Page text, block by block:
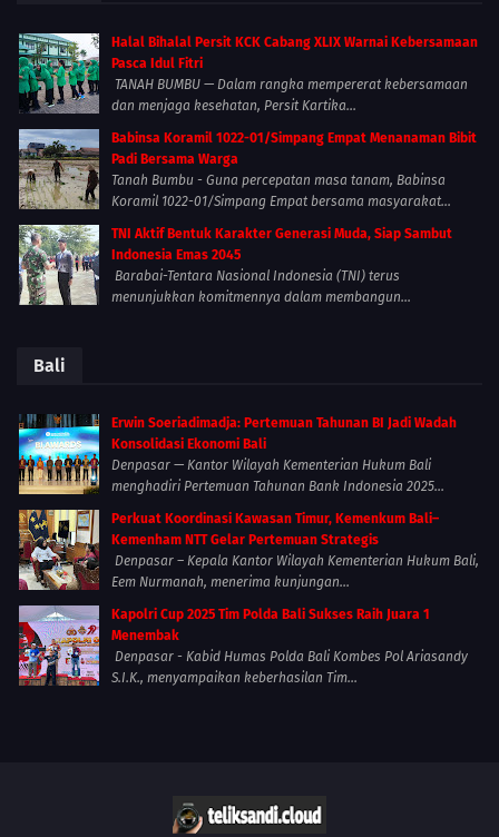
Halal Bihalal Persit KCK Cabang XLIX Warnai Kebersamaan
Pasca Idul Fitri
TANAH BUMBU — Dalam rangka mempererat kebersamaan
dan menjaga kesehatan, Persit Kartika...
Babinsa Koramil 1022-01/Simpang Empat Menanaman Bibit
Padi Bersama Warga
Tanah Bumbu - Guna percepatan masa tanam, Babinsa
Koramil 1022-01/Simpang Empat bersama masyarakat...
TNI Aktif Bentuk Karakter Generasi Muda, Siap Sambut
Indonesia Emas 2045
Barabai-Tentara Nasional Indonesia (TNI) terus
menunjukkan komitmennya dalam membangun...
Bali
Erwin Soeriadimadja: Pertemuan Tahunan BI Jadi Wadah
Konsolidasi Ekonomi Bali
Denpasar — Kantor Wilayah Kementerian Hukum Bali
menghadiri Pertemuan Tahunan Bank Indonesia 2025...
Perkuat Koordinasi Kawasan Timur, Kemenkum Bali–
Kemenham NTT Gelar Pertemuan Strategis
Denpasar – Kepala Kantor Wilayah Kementerian Hukum Bali,
Eem Nurmanah, menerima kunjungan...
Kapolri Cup 2025 Tim Polda Bali Sukses Raih Juara 1
Menembak
Denpasar - Kabid Humas Polda Bali Kombes Pol Ariasandy
S.I.K., menyampaikan keberhasilan Tim...